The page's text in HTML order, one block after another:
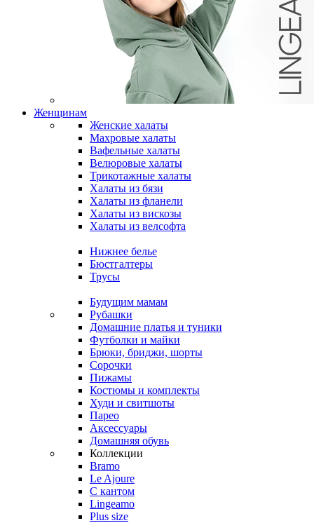
Женщинам
Женские халаты
Махровые халаты
Вафельные халаты
Велюровые халаты
Трикотажные халаты
Халаты из бязи
Халаты из фланели
Халаты из вискозы
Халаты из велсофта
Нижнее белье
Бюстгалтеры
Трусы
Будущим мамам
Рубашки
Домашние платья и туники
Футболки и майки
Брюки, бриджи, шорты
Сорочки
Пижамы
Костюмы и комплекты
Худи и свитшоты
Парео
Аксессуары
Домашняя обувь
Коллекции
Bramo
Le Ajoure
С кантом
Lingeamo
Plus size